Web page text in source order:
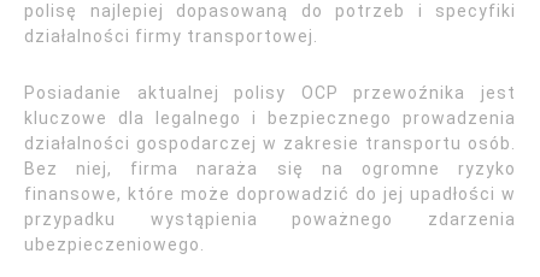
polisę najlepiej dopasowaną do potrzeb i specyfiki
działalności firmy transportowej.
Posiadanie aktualnej polisy OCP przewoźnika jest
kluczowe dla legalnego i bezpiecznego prowadzenia
działalności gospodarczej w zakresie transportu osób.
Bez niej, firma naraża się na ogromne ryzyko
finansowe, które może doprowadzić do jej upadłości w
przypadku wystąpienia poważnego zdarzenia
ubezpieczeniowego.